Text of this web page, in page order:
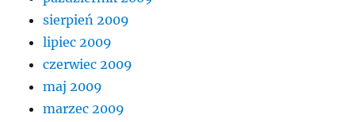
sierpień 2009
lipiec 2009
czerwiec 2009
maj 2009
marzec 2009